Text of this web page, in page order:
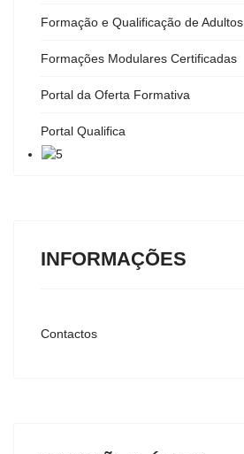
Formação e Qualificação de Adultos
Formações Modulares Certificadas
Portal da Oferta Formativa
Portal Qualifica
INFORMAÇÕES
Contactos